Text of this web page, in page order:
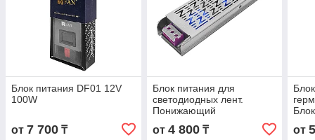
Блок питания DF01 12V
100W
от 7 700 ₸
Блок питания для
светодиодных лент.
Понижающий
трансформатор FAN LUX
24V 200W
от 4 800₸ от